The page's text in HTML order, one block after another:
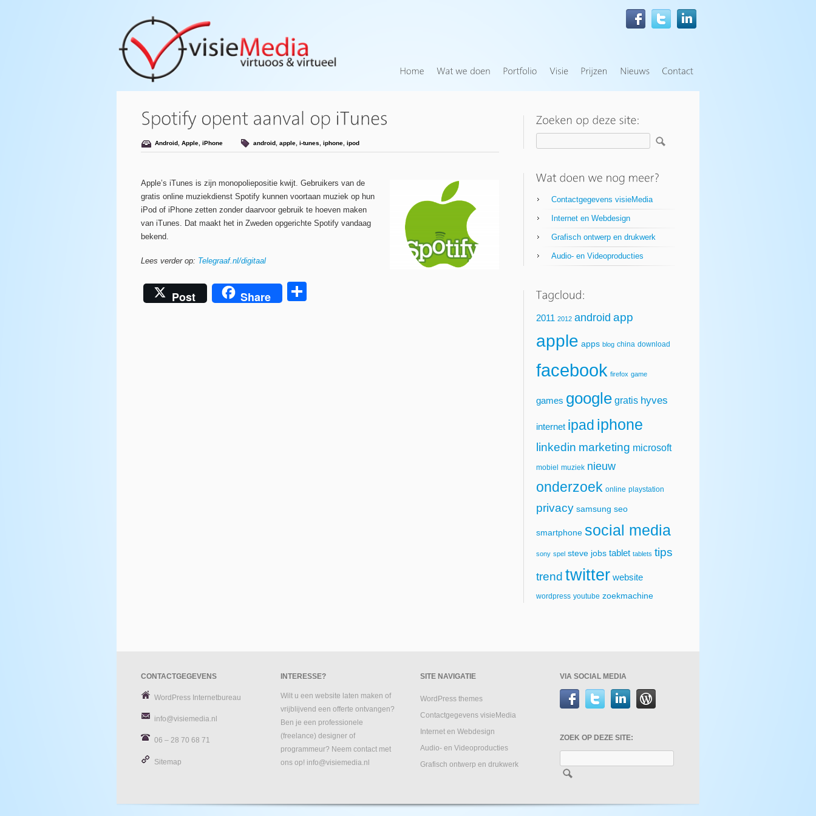
Android Apple iPhone android apple i-tunes iphone ipod
Apple’s iTunes is zijn monopoliepositie kwijt. Gebruikers van de
gratis online muziekdienst Spotify kunnen voortaan muziek op hun
iPod of iPhone zetten zonder daarvoor gebruik te hoeven maken
van iTunes. Dat maakt het in Zweden opgerichte Spotify vandaag
bekend.
Lees verder op: Telegraaf.nl/digitaal
Post Share
Contactgegevens visieMedia
Internet en Webdesign
Grafisch ontwerp en drukwerk
Audio- en Videoproducties
2011 2012 android app
apple apps blog china download
facebook firefox game
games google gratis hyves
internet ipad iphone
linkedin marketing microsoft
mobiel muziek nieuw
onderzoek online playstation
privacy samsung seo
smartphone social media
sony spel steve jobs tablet tablets tips
trend twitter website
wordpress youtube zoekmachine
CONTACTGEGEVENS
WordPress Internetbureau
info@visiemedia.nl
06 – 28 70 68 71
Sitemap
INTERESSE?
Wilt u een website laten maken of
vrijblijvend een offerte ontvangen?
Ben je een professionele
(freelance) designer of
programmeur? Neem contact met
ons op! info@visiemedia.nl
SITE NAVIGATIE
WordPress themes
Contactgegevens visieMedia
Internet en Webdesign
Audio- en Videoproducties
Grafisch ontwerp en drukwerk
VIA SOCIAL MEDIA
ZOEK OP DEZE SITE: